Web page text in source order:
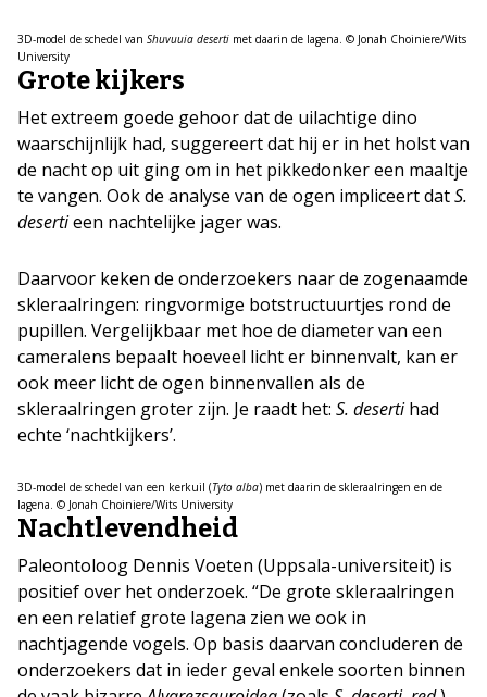
3D-model de schedel van Shuvuuia deserti met daarin de lagena. © Jonah Choiniere/Wits
University
Grote kijkers
Het extreem goede gehoor dat de uilachtige dino
waarschijnlijk had, suggereert dat hij er in het holst van
de nacht op uit ging om in het pikkedonker een maaltje
te vangen. Ook de analyse van de ogen impliceert datS.
desertieen nachtelijke jager was.
Daarvoor keken de onderzoekers naar de zogenaamde
skleraalringen: ringvormige botstructuurtjes rond de
pupillen. Vergelijkbaar met hoe de diameter van een
cameralens bepaalt hoeveel licht er binnenvalt, kan er
ook meer licht de ogen binnenvallen als de
skleraalringen groter zijn. Je raadt het: S. desertihad
echte ‘nachtkijkers’.
3D-model de schedel van een kerkuil (Tyto alba) met daarin de skleraalringen en de
lagena. © Jonah Choiniere/Wits University
Nachtlevendheid
Paleontoloog Dennis Voeten (Uppsala-universiteit) is
positief over het onderzoek. “De grote skleraalringen
en een relatief grote lagena zien we ook in
nachtjagende vogels. Op basis daarvan concluderen de
onderzoekers dat in ieder geval enkele soorten binnen